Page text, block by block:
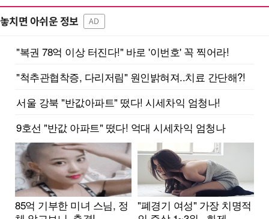
놓치면 아쉬운 정보 AD